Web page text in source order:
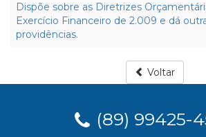
Dispõe sobre as Diretrizes
Exercício Financeiro de 2.009 e dá
providências.
Voltar
(89) 99425-